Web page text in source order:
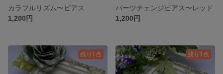
カラフルリズム〜ピアス
1,200円
パーツチェンジピアス〜レッド
1,200円
残り1点 残り1点